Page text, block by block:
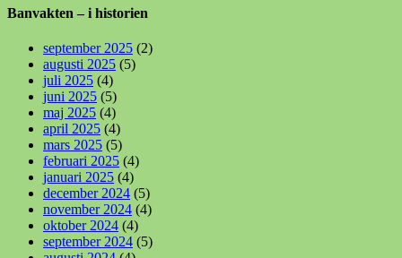
Banvakten – i historien
september 2025 (2)
augusti 2025 (5)
juli 2025 (4)
juni 2025 (5)
maj 2025 (4)
april 2025 (4)
mars 2025 (5)
februari 2025 (4)
januari 2025 (4)
december 2024 (5)
november 2024 (4)
oktober 2024 (4)
september 2024 (5)